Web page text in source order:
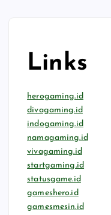
Links
herogaming.id
divagaming.id
indogaming.id
namagaming.id
vivagaming.id
startgaming.id
statusgame.id
gameshero.id
gamesmesin.id